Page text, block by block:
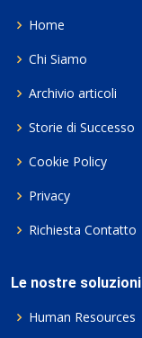
Home
Chi Siamo
Archivio articoli
Storie di Successo
Cookie Policy
Privacy
Richiesta Contatto
Le nostre soluzioni
Human Resources